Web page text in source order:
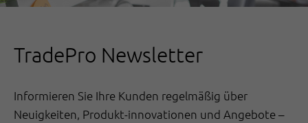
TradePro Newsletter
Informieren Sie Ihre Kunden regelmäßig über
Neuigkeiten, Produkt-innovationen und Angebote –